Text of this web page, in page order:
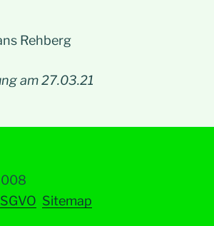
Rehberg
am 27.03.21
Sitemap